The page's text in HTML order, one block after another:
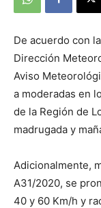
De acuerdo con
Dirección
Aviso
a moderadas en
de la Región de
madrugada y
Adicionalmente,
A31/2020, se
40 y 60 Km/h y